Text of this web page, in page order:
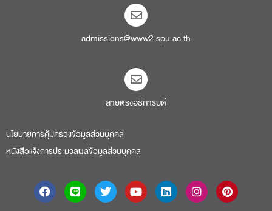
admissions@www2.spu.ac.th
สายตรงอธิการบดี​
นโยบายการคุ้มครองข้อมูลส่วนบุคคล
หนังสือแจ้งการประมวลผลข้อมูลส่วนบุคคล